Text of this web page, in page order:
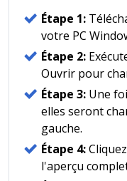
Étape 1:
votre PC
Étape 2:
Ouvrir pour
Étape 3: Une
elles seront
gauche.
Étape 4:
l'aperçu